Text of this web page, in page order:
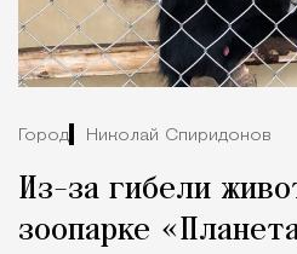
Город Николай Спиридонов
Из-за гибели
зоопарке